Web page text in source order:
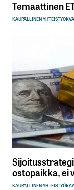
Temaattinen
KAUPALLINEN YHTEISTYÖ
ostopaikka, ei
KAUPALLINEN YHTEISTYÖ